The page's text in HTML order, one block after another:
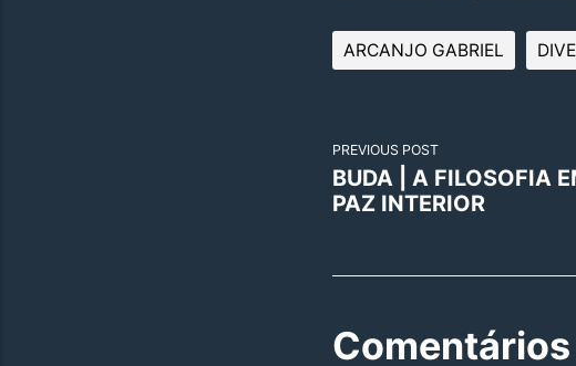
ARCANJO GABRIEL
PREVIOUS POST
BUDA | A FILOSOFIA
PAZ INTERIOR
Comentários